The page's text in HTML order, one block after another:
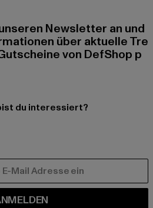
Newsletter an und
über aktuelle Tre
von DefShop p
du interessiert?